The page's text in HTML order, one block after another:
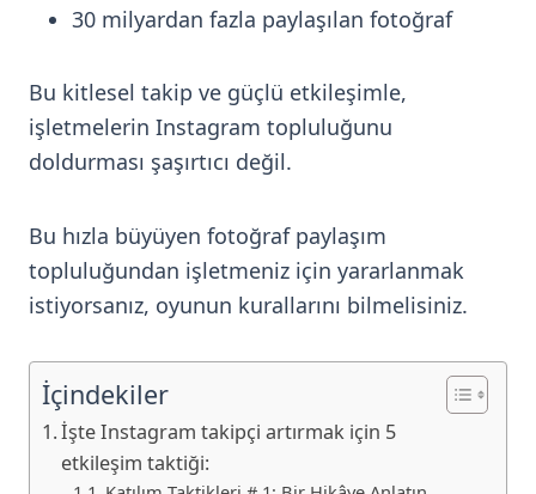
30 milyardan fazla paylaşılan fotoğraf
Bu kitlesel takip ve güçlü etkileşimle,
işletmelerin Instagram topluluğunu
doldurması şaşırtıcı değil.
Bu hızla büyüyen fotoğraf paylaşım
topluluğundan işletmeniz için yararlanmak
istiyorsanız, oyunun kurallarını bilmelisiniz.
İçindekiler
İşte Instagram takipçi artırmak için 5
etkileşim taktiği: